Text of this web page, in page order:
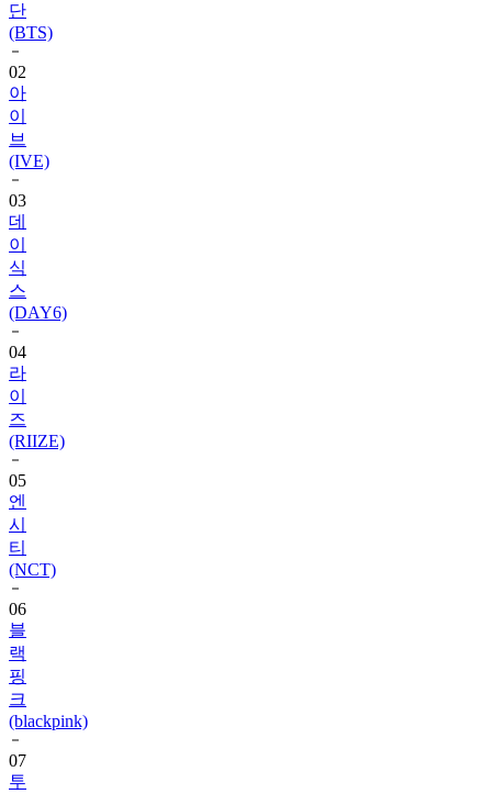
단
(BTS)
02
아
이
브
(IVE)
03
데
이
식
스
(DAY6)
04
라
이
즈
(RIIZE)
05
엔
시
티
(NCT)
06
블
랙
핑
크
(blackpink)
07
투